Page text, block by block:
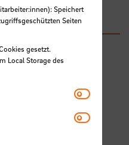
Speichert
Seiten
gesetzt.
Local Storage des
Matomo
Youtube